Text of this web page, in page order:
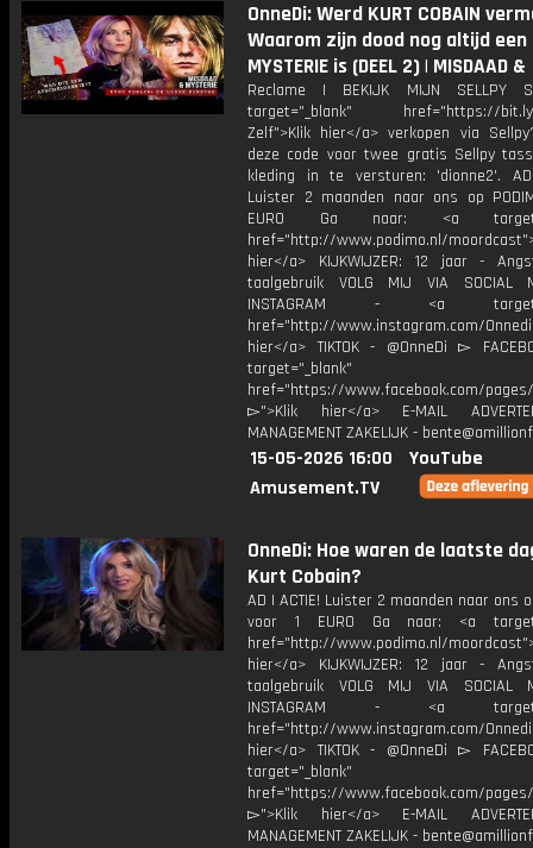
OnneDi: Werd KURT COBAIN
Waarom zijn dood nog altijd een
MYSTERIE is (DEEL 2) | MISDAAD &
Reclame | BEKIJK MIJN SELLPY
target="_blank" href="https://bit.ly/
Zelf">Klik hier</a> verkopen via
deze code voor twee gratis Sellpy
kleding in te versturen: 'dionne2'.
Luister 2 maanden naar ons op
EURO Ga naar: <a
href="http://www.podimo.nl/
hier</a> KIJKWIJZER: 12 jaar -
taalgebruik VOLG MIJ VIA SOCIAL
INSTAGRAM - <a
href="http://www.instagram.com/
hier</a> TIKTOK - @OnneDi ▻
target="_blank"
href="https://www.facebook.com/pages/
▻">Klik hier</a> E-MAIL
MANAGEMENT ZAKELIJK -
15-05-2026 16:00
YouTube
Amusement.TV
OnneDi: Hoe waren de laatste
Kurt Cobain?
AD | ACTIE! Luister 2 maanden naar ons
voor 1 EURO Ga naar: <a
href="http://www.podimo.nl/
hier</a> KIJKWIJZER: 12 jaar -
taalgebruik VOLG MIJ VIA SOCIAL
INSTAGRAM - <a
href="http://www.instagram.com/
hier</a> TIKTOK - @OnneDi ▻
target="_blank"
href="https://www.facebook.com/pages/
▻">Klik hier</a> E-MAIL
MANAGEMENT ZAKELIJK -